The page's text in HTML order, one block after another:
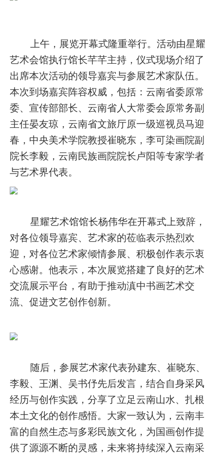
上午，展览开幕式隆重举行。活动由星耀
艺术会馆执行馆长芊芊主持，仪式现场介绍了
出席本次活动的领导嘉宾与参展艺术家队伍。
本次到场嘉宾阵容权威，包括：云南省委原常
委、宣传部部长、云南省人大常委会原常务副
主任晏友琼，云南省文旅厅原一级巡视员马迎
春，中央美术学院教授崔晓东，李可染画院副
院长李毅，云南民族画院院长卢阳等专家学者
与艺术界代表。
星耀艺术馆馆长杨伟华在开幕式上致辞，
对各位领导嘉宾、艺术家的莅临表示热烈欢
迎，对各位艺术家倾情参展、积极创作表示衷
心感谢。他表示，本次展览搭建了良好的艺术
交流展示平台，有助于推动滇中书画艺术交
流、促进文艺创作创新。
随后，参展艺术家代表孙建东、崔晓东、
李毅、王渊、吴书伃先后发言，结合自身采风
经历与创作实践，分享了立足云南山水、扎根
本土文化的创作感悟。大家一致认为，云南丰
富的自然生态与多彩民族文化，为国画创作提
供了源源不断的灵感，未来将持续深入云南采